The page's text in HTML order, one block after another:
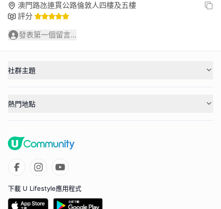
澳門路氹連貫公路倫敦人四樓及五樓
評分
發表第一個留言...
社群主題
熱門地點
下載 U Lifestyle應用程式